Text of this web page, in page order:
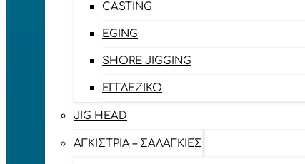
CASTING
EGING
SHORE JIGGING
ΕΓΓΛΈΖΙΚΟ
JIG HEAD
ΑΓΚΊΣΤΡΙΑ – ΣΑΛΑΓΚΙΈΣ